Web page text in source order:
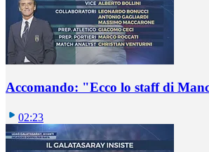
Accomando: "Ecco lo staff di
02:23